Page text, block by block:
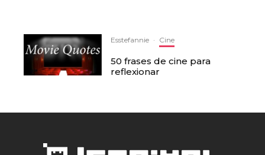
Esstefannie · Cine
50 frases de cine para
reflexionar